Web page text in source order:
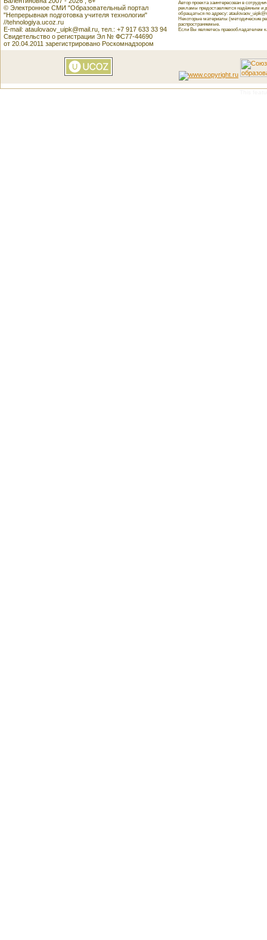
© Электронное СМИ "Образовательный портал
"Непрерывная подготовка учителя технологии"
//tehnologiya.ucoz.ru
E-mail: ataulovaov_uipk@mail.ru, тел.: +7 917 633 33 94
Свидетельство о регистрации Эл № ФС77-44690
от 20.04.2011 зарегистрировано Роскомнадзором
Автор проекта заинтересован в
рекламы предоставляется надёжным и
обращаться по адресу:
Некоторые материалы (методические
распространяемые.
Если Вы являетесь правообладателем